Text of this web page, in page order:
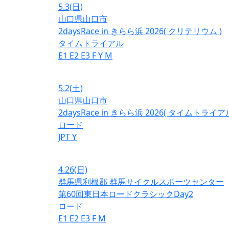
5.3(日)
山口県山口市
2daysRace in きらら浜 2026( クリテリウム )
タイムトライアル
E1 E2 E3 FY M
5.2(土)
山口県山口市
2daysRace in きらら浜 2026( タイムトライア
ロード
JPTY
4.26(日)
群馬県利根郡 群馬サイクルスポーツセンター
第60回東日本ロードクラシックDay2
ロード
E1 E2 E3 F M